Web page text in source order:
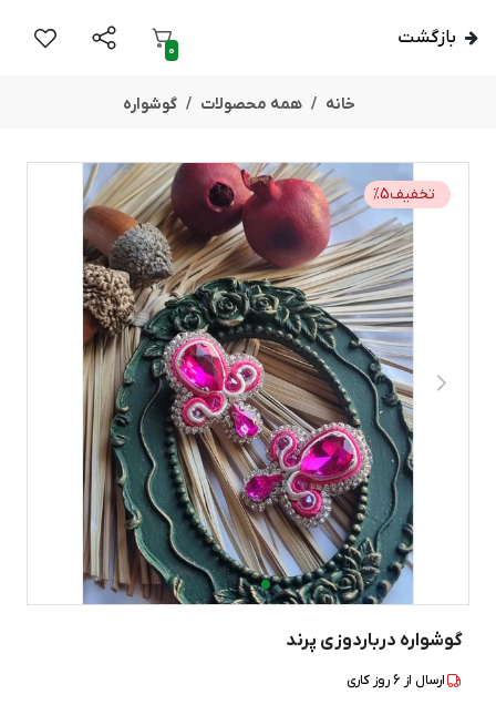
بازگشت
0
خانه همه محصولات گوشواره
تخفیف %5
گوشواره درباردوزی پرند
ارسال از 6روز کاری